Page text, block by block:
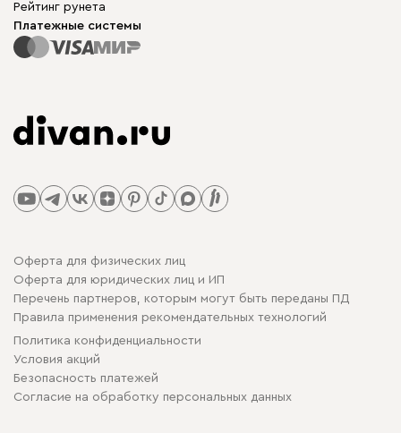
Рейтинг рунета
Платежные системы
Оферта для физических лиц
Оферта для юридических лиц и ИП
Перечень партнеров, которым могут быть переданы ПД
Правила применения рекомендательных технологий
Политика конфиденциальности
Условия акций
Безопасность платежей
Cогласие на обработку персональных данных